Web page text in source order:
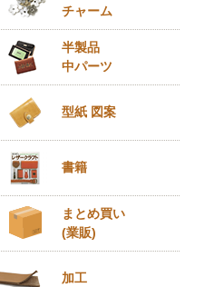
チャーム
半製品
中パーツ
型紙 図案
書籍
まとめ買い
(業販)
加工